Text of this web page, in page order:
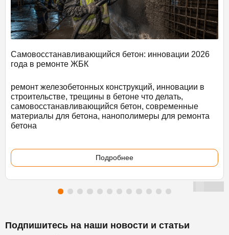
Самовосстанавливающийся бетон: инновации 2026
года в ремонте ЖБК
ремонт железобетонных конструкций, инновации в
строительстве, трещины в бетоне что делать,
самовосстанавливающийся бетон, современные
материалы для бетона, нанополимеры для ремонта
бетона
Подробнее
Подпишитесь на наши новости и статьи